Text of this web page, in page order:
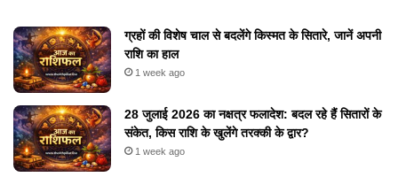
ग्रहों की विशेष चाल से बदलेंगे किस्मत के सितारे, जानें अपनी
राशि का हाल
1 week ago
28 जुलाई 2026 का नक्षत्र फलादेश: बदल रहे हैं सितारों के
संकेत, किस राशि के खुलेंगे तरक्की के द्वार?
1 week ago